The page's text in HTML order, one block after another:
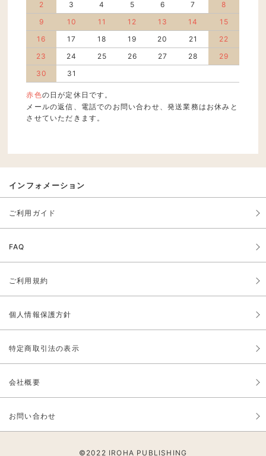
2
3 4 5 6 7
8
9
10 11 12 13 14
15
16
17 18 19 20 21
22
23
24 25 26 27 28
29
30
31
赤色の日が定休日です。
メールの返信、電話でのお問い合わせ、発送業務はお休みと
させていただきます。
インフォメーション
ご利用ガイド
FAQ
ご利用規約
個人情報保護方針
特定商取引法の表示
会社概要
お問い合わせ
©2022 IROHA PUBLISHING